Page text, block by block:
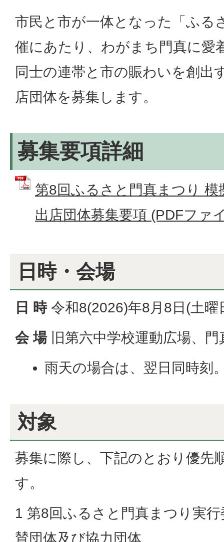
市民と市が一体となった「ふる
催にあたり、わがまち門真に愛
同士の連帯と市の賑わいを創出
店団体を募集します。
募集要項詳細
第8回ふるさと門真まつり
出店団体募集要項 (PDFファ
日時・会場
日 時令和8(2026)年8月8日(土曜
会 場旧第六中学校運動広場、門
雨天の場合は、翌日同時刻
対象
募集に際し、下記のとおり優先
す。
1 第8回ふるさと門真まつり実
賛団体及び協力団体